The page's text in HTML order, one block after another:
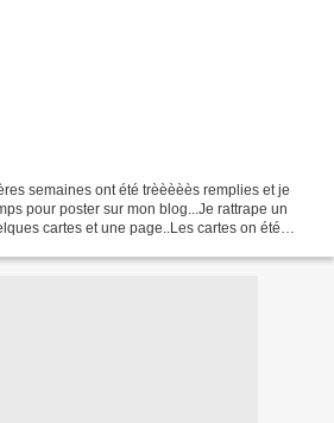
semaines ont été trèèèèès remplies et je
pour poster sur mon blog...Je rattrape un
cartes et une page..Les cartes on été